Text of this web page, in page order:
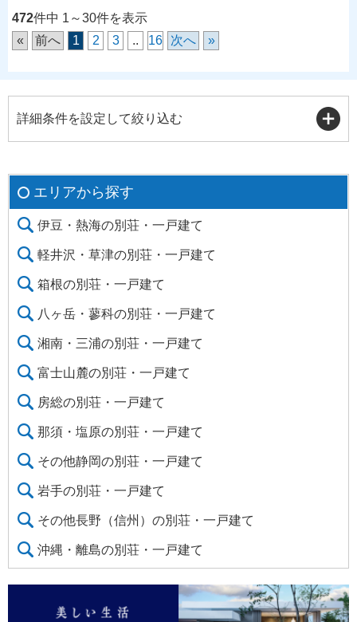
472件中 1～30件を表示
«
前へ 1 2 3 .. 16 次へ »
詳細条件を設定して絞り込む
エリアから探す
伊豆・熱海の別荘・一戸建て
軽井沢・草津の別荘・一戸建て
箱根の別荘・一戸建て
八ヶ岳・蓼科の別荘・一戸建て
湘南・三浦の別荘・一戸建て
富士山麓の別荘・一戸建て
房総の別荘・一戸建て
那須・塩原の別荘・一戸建て
その他静岡の別荘・一戸建て
岩手の別荘・一戸建て
その他長野（信州）の別荘・一戸建て
沖縄・離島の別荘・一戸建て